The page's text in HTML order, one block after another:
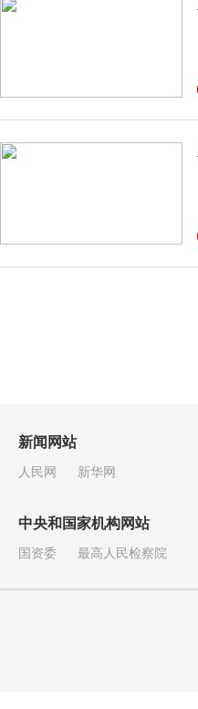
新闻网站
人民网 新华网
中央和国家机构网站
国资委 最高人民检察院